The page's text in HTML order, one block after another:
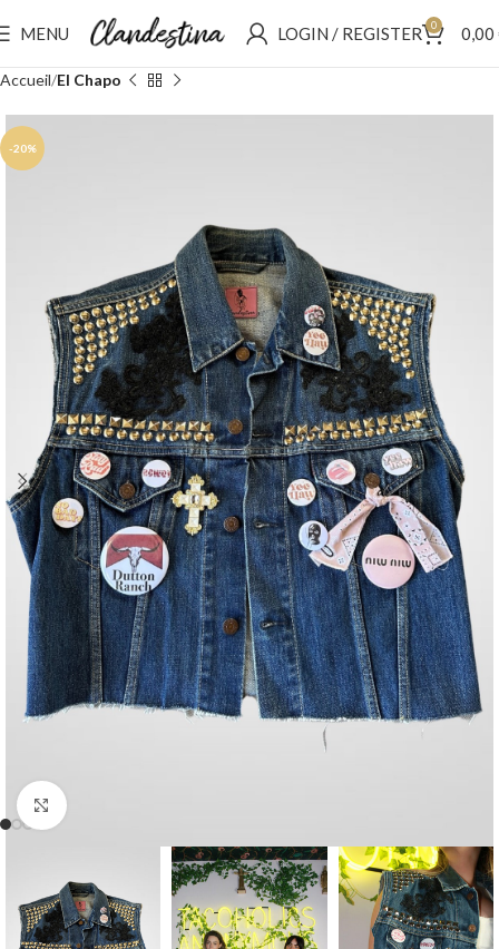
MENU LOGIN / REGISTER 0 0,00
Accueil El Chapo
-20%
Click to enlarge